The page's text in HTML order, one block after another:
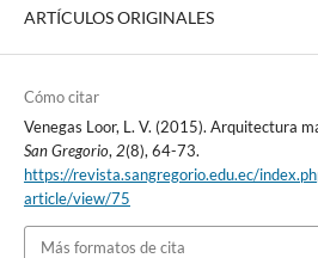
ARTÍCULOS ORIGINALES
Cómo citar
Venegas Loor, L. V. (2015). Arquitectura
San Gregorio,2(8), 64-73.
https://revista.sangregorio.edu.ec/
article/view/75
Más formatos de cita